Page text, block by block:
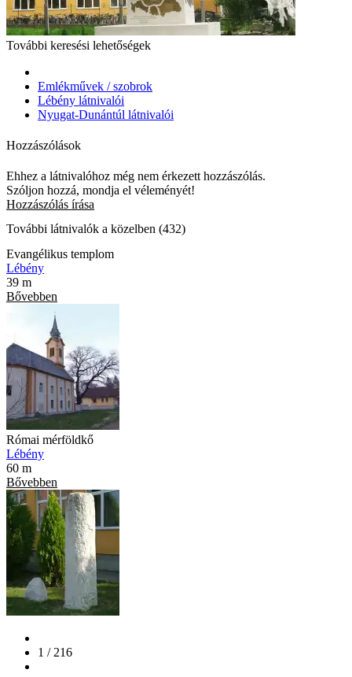
További keresési lehetőségek
Emlékművek / szobrok
Lébény látnivalói
Nyugat-Dunántúl látnivalói
Hozzászólások
Ehhez a látnivalóhoz még nem érkezett hozzászólás.
Szóljon hozzá, mondja el véleményét!
Hozzászólás írása
További látnivalók a közelben (432)
Evangélikus templom
Lébény
39 m
Bővebben
Római mérföldkő
Lébény
60 m
Bővebben
1 / 216